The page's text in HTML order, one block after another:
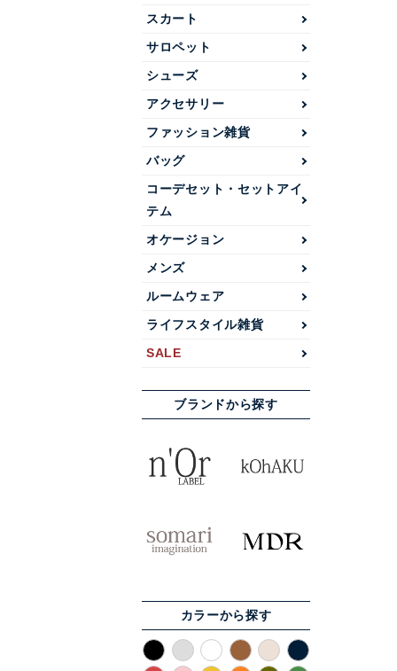
スカート
サロペット
シューズ
アクセサリー
ファッション雑貨
バッグ
コーデセット・セットアイ
テム
オケージョン
メンズ
ルームウェア
ライフスタイル雑貨
SALE
ブランドから探す
カラーから探す